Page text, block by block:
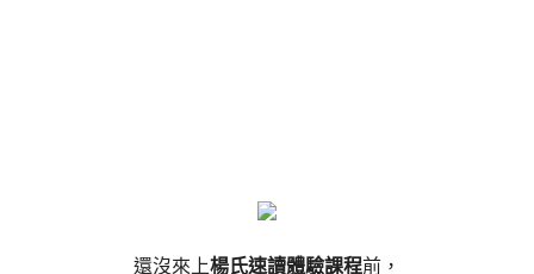
還沒來上楊氏速讀體驗課程前，